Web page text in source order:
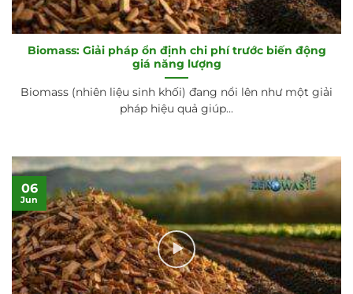
Biomass: Giải pháp ổn định chi phí trước biến động
giá năng lượng
Biomass (nhiên liệu sinh khối) đang nổi lên như một giải
pháp hiệu quả giúp...
06
Jun